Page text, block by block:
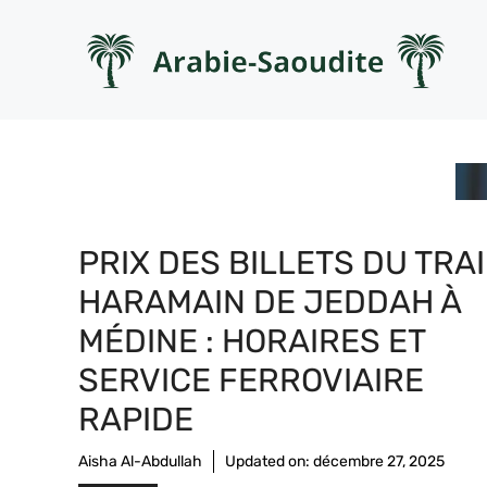
PRIX DES BILLETS DU
HARAMAIN DE JEDDAH À
MÉDINE : HORAIRES ET
SERVICE FERROVIAIRE
RAPIDE
Aisha Al-Abdullah Updated on: décembre 27, 2025